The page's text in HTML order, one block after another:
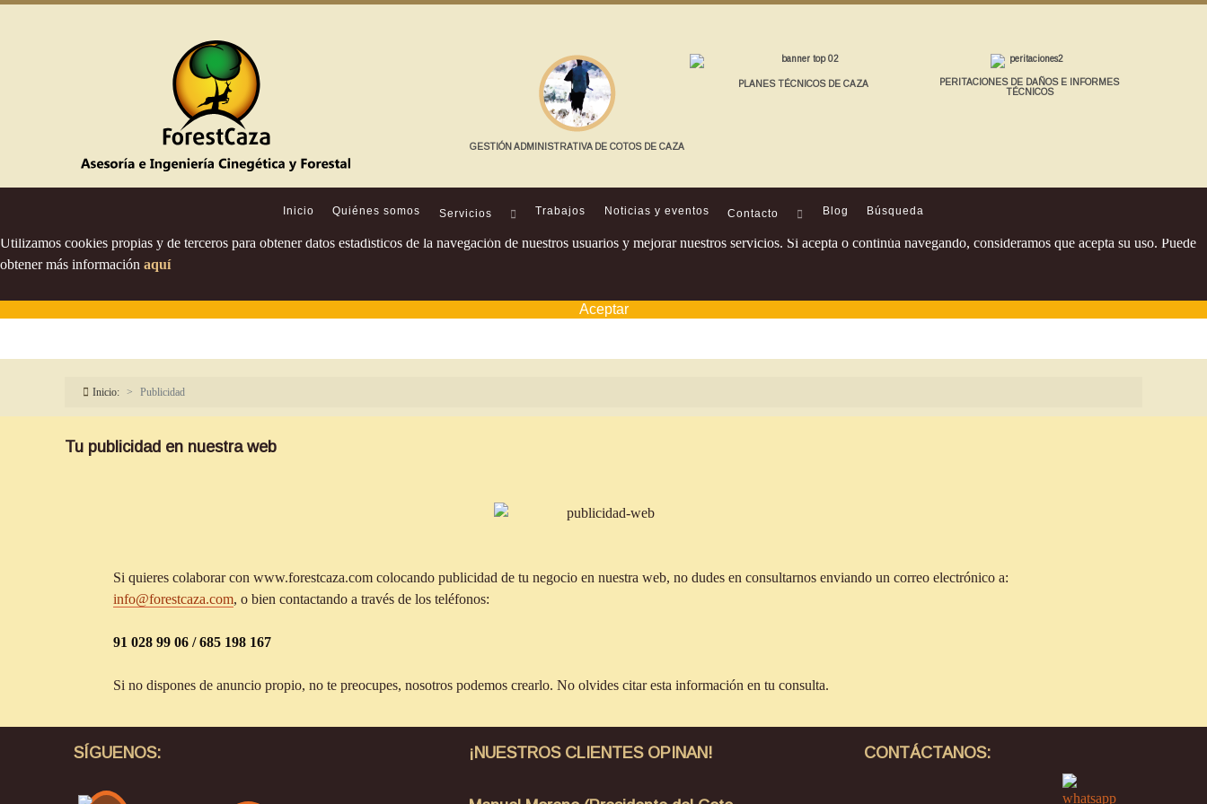
GESTIÓN ADMINISTRATIVA DE COTOS DE CAZA
PLANES TÉCNICOS DE CAZA
PERITACIONES DE DAÑOS E INFORMES
TÉCNICOS
Inicio Quiénes somos Servicios Trabajos Noticias y eventos Contacto Blog Búsqueda
Utilizamos cookies propias y de terceros para obtener datos estadísticos de la navegación de nuestros usuarios y mejorar nuestros servicios. Si acepta o continúa navegando, consideramos que acepta su uso. Puede
obtener más información aquí
Aceptar
Inicio: Publicidad
Tu publicidad en nuestra web
Si quieres colaborar con www.forestcaza.com colocando publicidad de tu negocio en nuestra web, no dudes en consultarnos enviando un correo electrónico a:
info@forestcaza.com, o bien contactando a través de los teléfonos:
91 028 99 06 / 685 198 167
Si no dispones de anuncio propio, no te preocupes, nosotros podemos crearlo. No olvides citar esta información en tu consulta.
SÍGUENOS: ¡NUESTROS CLIENTES OPINAN! CONTÁCTANOS: